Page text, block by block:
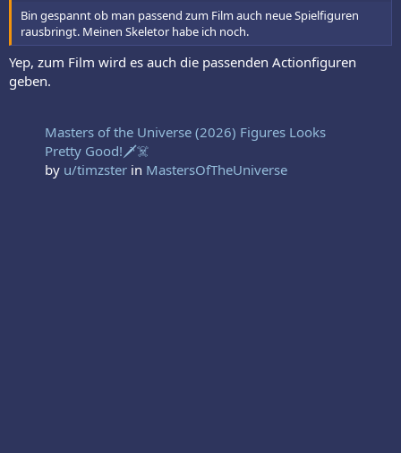
Bin gespannt ob man passend zum Film auch neue Spielfiguren
rausbringt. Meinen Skeletor habe ich noch.
Yep, zum Film wird es auch die passenden Actionfiguren
geben.
Masters of the Universe (2026) Figures Looks
Pretty Good!🗡️☠️
by u/timzster in MastersOfTheUniverse